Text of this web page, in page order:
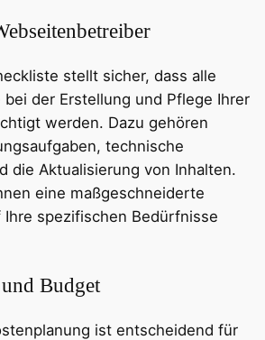
stellt sicher, dass alle
der Erstellung und Pflege Ihrer
werden. Dazu gehören
technische
die Aktualisierung von Inhalten.
eine maßgeschneiderte
spezifischen Bedürfnisse
Budget
ist entscheidend für